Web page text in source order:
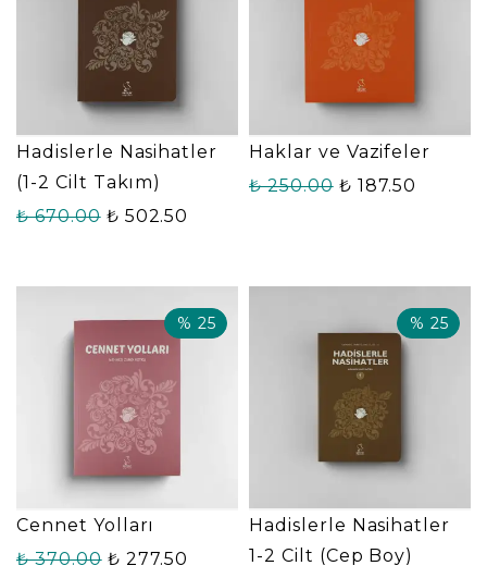
Hadislerle Nasihatler
(1-2 Cilt Takım)
₺ 670.00 ₺ 502.50
Haklar ve Vazifeler
₺ 250.00 ₺ 187.50
% 25
Cennet Yolları
₺ 370.00 ₺ 277.50
% 25
Hadislerle Nasihatler
1-2 Cilt (Cep Boy)